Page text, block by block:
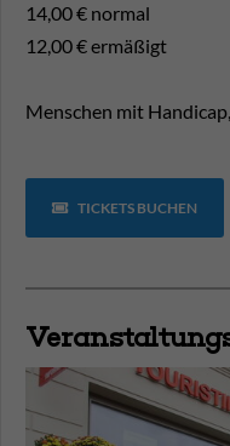
14,00 € normal
12,00 € ermäßigt
Menschen mit
TICKETS BUCHEN